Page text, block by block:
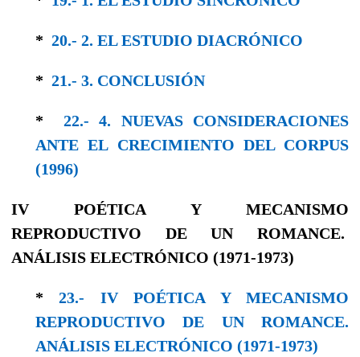
* 20.- 2. EL ESTUDIO DIACRÓNICO
* 21.- 3. CONCLUSIÓN
* 22.- 4. NUEVAS CONSIDERACIONES
ANTE EL CRECIMIENTO DEL CORPUS
(1996)
IV POÉTICA Y MECANISMO
REPRODUCTIVO DE UN ROMANCE.
ANÁLISIS ELECTRÓNICO (1971-1973)
*
23.- IV POÉTICA Y MECANISMO
REPRODUCTIVO DE UN ROMANCE.
ANÁLISIS ELECTRÓNICO (1971-1973)